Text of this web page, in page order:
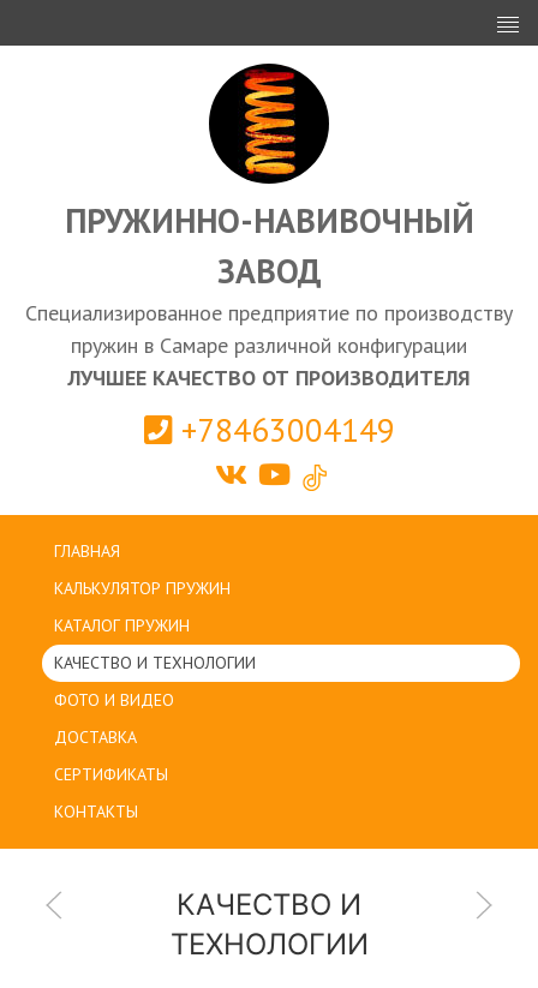
ИНВЕСТОРАМ
ПРОЕКТИРОВАНИЕ
ЭКСПОРТ
ЗАКУПКИ
КАЛЬКУЛЯТОР ПРУЖИН
Самара
ПРУЖИННО-НАВИВОЧНЫЙ
ЗАВОД
Специализированное предприятие по производству
пружин в Самаре различной конфигурации
ЛУЧШЕЕ КАЧЕСТВО ОТ ПРОИЗВОДИТЕЛЯ
+78463004149
ГЛАВНАЯ
КАЛЬКУЛЯТОР ПРУЖИН
КАТАЛОГ ПРУЖИН
КАЧЕСТВО И ТЕХНОЛОГИИ
ФОТО И ВИДЕО
ДОСТАВКА
СЕРТИФИКАТЫ
КОНТАКТЫ
КАЧЕСТВО И
ТЕХНОЛОГИИ